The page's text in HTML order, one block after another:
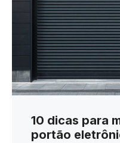
10 dicas para
portão